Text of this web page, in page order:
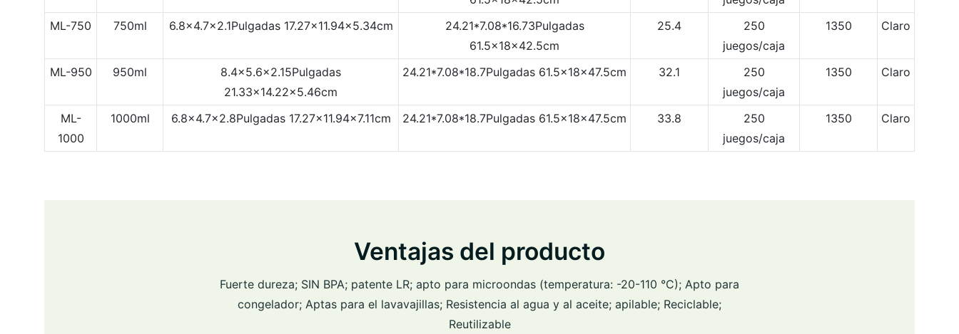
ML-750 750ml 6.8x4.7x2.1Pulgadas 17.27x11.94x5.34cm
24.21*7.08*16.73Pulgadas
61.5x18x42.5cm
25.4
250
juegos/caja
1350 Claro
ML-950 950ml
8.4x5.6x2.15Pulgadas
21.33x14.22x5.46cm
24.21*7.08*18.7Pulgadas 61.5x18x47.5cm 32.1
250
juegos/caja
1350 Claro
ML-
1000
1000ml 6.8x4.7x2.8Pulgadas 17.27x11.94x7.11cm 24.21*7.08*18.7Pulgadas 61.5x18x47.5cm 33.8
250
juegos/caja
1350 Claro
Ventajas del producto
Fuerte dureza; SIN BPA; patente LR; apto para microondas (temperatura: -20-110 °C); Apto para
congelador; Aptas para el lavavajillas; Resistencia al agua y al aceite; apilable; Reciclable;
Reutilizable